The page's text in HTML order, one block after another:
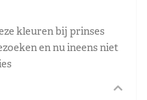
kleuren bij prinses
en nu ineens niet